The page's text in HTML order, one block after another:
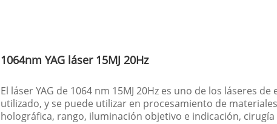
1064nm YAG láser 15MJ 20Hz
El láser YAG de 1064 nm 15MJ 20Hz es uno de los láseres
utilizado, y se puede utilizar en procesamiento de
holográfica, rango, iluminación objetivo e indicación,